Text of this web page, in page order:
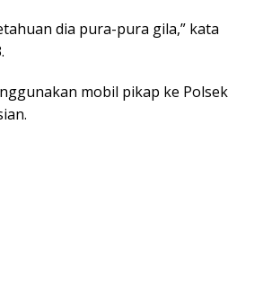
dia pura-pura gila,” kata
mobil pikap ke Polsek